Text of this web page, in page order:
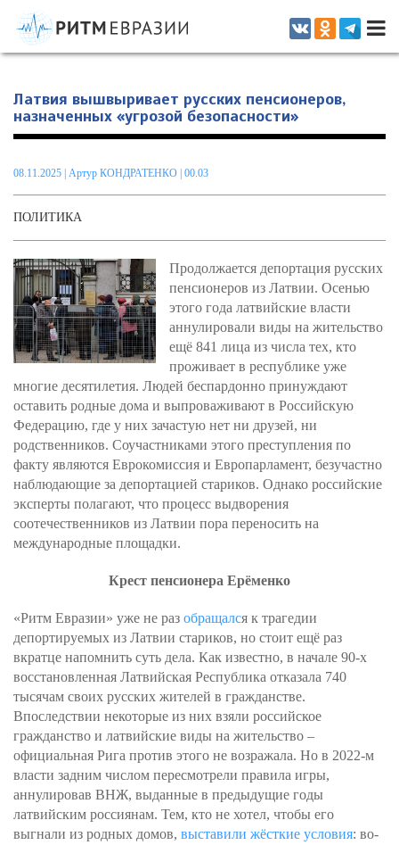
Информационно-аналитическое издание, посвященное актуальным
проблемам интеграции на постсоветском пространстве
Латвия вышвыривает русских пенсионеров,
назначенных «угрозой безопасности»
08.11.2025 Артур КОНДРАТЕНКО | 00.03
ПОЛИТИКА
Продолжается депортация русских
пенсионеров из Латвии. Осенью
этого года латвийские власти
аннулировали виды на жительство
ещё 841 лица из числа тех, кто
проживает в республике уже
многие десятилетия. Людей беспардонно принуждают
оставить родные дома и выпроваживают в Российскую
Федерацию, где у них зачастую нет ни друзей, ни
родственников. Соучастниками этого преступления по
факту являются Еврокомиссия и Европарламент, безучастно
наблюдающие за депортацией стариков. Однако российские
эксперты полагают, что процесс выдворения
соотечественников из Латвии пора переносить на
международные площадки.
Крест пенсионера Ерёменко
«Ритм Евразии» уже не раз обращался к трагедии
депортируемых из Латвии стариков, но стоит ещё раз
вкратце напомнить суть дела. Как известно, в начале 90-х
восстановленная Латвийская Республика отказала 740
тысячам своих русских жителей в гражданстве.
Впоследствии некоторые из них взяли российское
гражданство и латвийские виды на жительство –
официальная Рига против этого не возражала. Но в 2022-м
власти задним числом пересмотрели правила игры,
аннулировав ВНЖ, выданные в предыдущие годы
латвийским россиянам. Тем, кто не хотел, чтобы его
выгнали из родных домов, выставили жёсткие условия: во-